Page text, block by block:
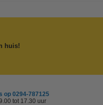
huis!
op 0294-787125
tot 17.30 uur